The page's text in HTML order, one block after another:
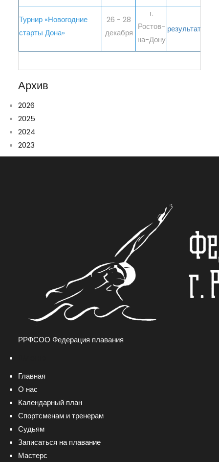
Турнир «Новогодние
старты Дона»
26 - 28
декабря
г.
Ростов-
на-Дону
результаты
Архив
2026
2025
2024
2023
РРФСОО Федерация плавания
Главная
О нас
Календарный план
Спортсменам и тренерам
Судьям
Записаться на плавание
Мастерс